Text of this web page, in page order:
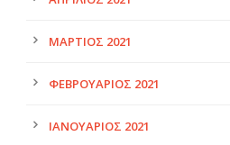
ΜΆΡΤΙΟΣ 2021
ΦΕΒΡΟΥΆΡΙΟΣ 2021
ΙΑΝΟΥΆΡΙΟΣ 2021